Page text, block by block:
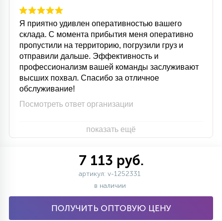
Я приятно удивлен оперативностью вашего
склада. С момента прибытия меня оперативно
пропустили на территорию, погрузили груз и
отправили дальше. Эффективность и
профессионализм вашей команды заслуживают
высших похвал. Спасибо за отличное
обслуживание!
Посмотреть ответ организации
показать ещё
7 113 руб.
артикул: v-1252331
в наличии
ПОЛУЧИТЬ ОПТОВУЮ ЦЕНУ